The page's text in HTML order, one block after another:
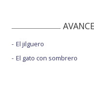
El jilguero
El gato con sombrero